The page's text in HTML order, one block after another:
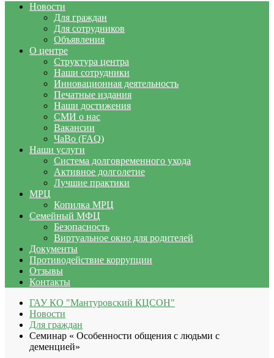
Новости
Для граждан
Для сотрудников
Объявления
О центре
Структура центра
Наши сотрудники
Инновационная деятельность
Печатные издания
Наши достижения
СМИ о нас
Вакансии
ЧаВо (FAQ)
Наши услуги
Система долговременного ухода
Активное долголетие
Лучшие практики
МРЦ
Копилка МРЦ
Семейный МФЦ
Безопасность
Виртуальное окно для родителей
Документы
Противодействие коррупции
Отзывы
Контакты
ГАУ КО "Мантуровский КЦСОН"
Новости
Для граждан
Семинар « Особенности общения с людьми с
деменцией»